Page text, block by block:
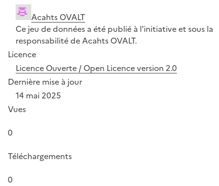
Acahts OVALT
Ce jeu de données a été publié à l'initiative et sous la
responsabilité de Acahts OVALT.
Licence
Licence Ouverte / Open Licence version 2.0
Dernière mise à jour
14 mai 2025
Vues
0
Téléchargements
0